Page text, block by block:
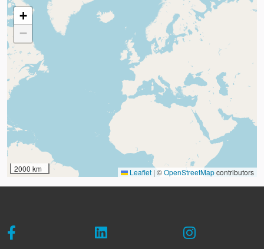
+
−
2000 km Leaflet | ©OpenStreetMapcontributors